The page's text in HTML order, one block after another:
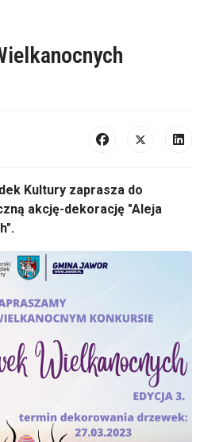
Kultury zaprasza do
akcję-dekorację "Aleja